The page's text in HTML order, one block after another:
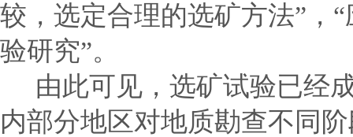
较，选定合理的选矿方法” ， “
验研究”。
由此可见，选矿试验已经
内部分地区对地质勘查不同